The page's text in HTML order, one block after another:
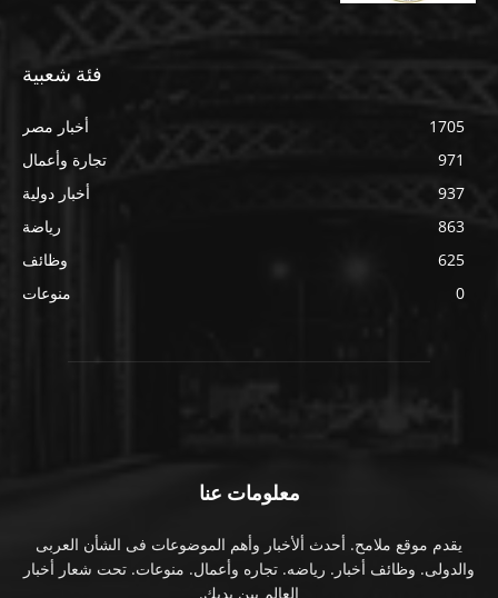
فئة شعبية
أخبار مصر
1705
تجارة وأعمال
971
أخبار دولية
937
رياضة
863
وظائف
625
منوعات
0
معلومات عنا
يقدم موقع ملامح. أحدث ألأخبار وأهم الموضوعات فى الشأن العربى
والدولى. وظائف أخبار. رياضه. تجاره وأعمال. منوعات. تحت شعار أخبار
العالم بين يديك.